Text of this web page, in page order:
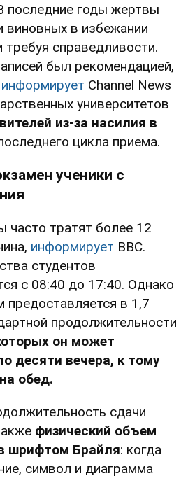
последние годы жертвы
виновных в избежании
требуя справедливости.
был рекомендацией,
информирует Сhannel News
университетов
из-за насилия в
цикла приема.
ученики с
часто тратят более 12
информирует ВВС.
студентов
с 08:40 до 17:40. Однако
предоставляется в 1,7
продолжительности
он может
десяти вечера, к тому
обед.
сдачи
физический объем
шрифтом Брайля: когда
символ и диаграмма